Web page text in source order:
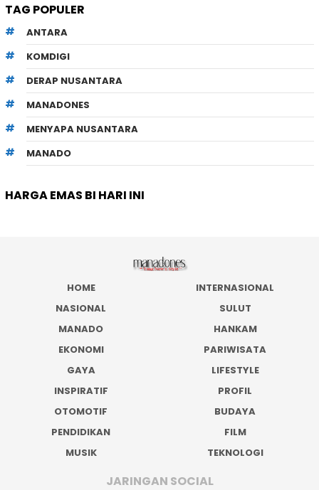
TAG POPULER
ANTARA
KOMDIGI
DERAP NUSANTARA
MANADONES
MENYAPA NUSANTARA
MANADO
HARGA EMAS BI HARI INI
HOME
INTERNASIONAL
NASIONAL
SULUT
MANADO
HANKAM
EKONOMI
PARIWISATA
GAYA
LIFESTYLE
INSPIRATIF
PROFIL
OTOMOTIF
BUDAYA
PENDIDIKAN
FILM
MUSIK
TEKNOLOGI
JARINGAN SOCIAL